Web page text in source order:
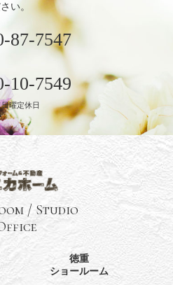
い。
87-7547
10-7549
曜定休日
/ Studio
徳重
ショールーム